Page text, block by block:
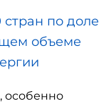
стран по доле
объеме
особенно